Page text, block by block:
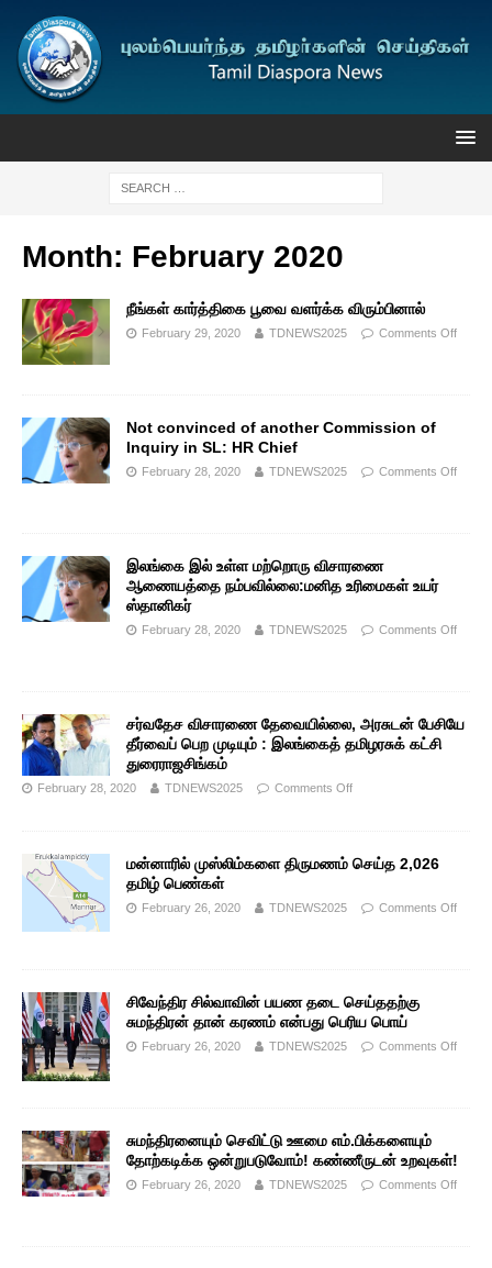
Month: February 2020
நீங்கள் கார்த்திகை பூவை வளர்க்க விரும்பினால்
February 29, 2020 TDNEWS2025 Comments Off
Not convinced of another Commission of
Inquiry in SL: HR Chief
February 28, 2020 TDNEWS2025 Comments Off
இலங்கை இல் உள்ள மற்றொரு விசாரணை
ஆணையத்தை நம்பவில்லை:மனித உரிமைகள் உயர்
ஸ்தானிகர்
February 28, 2020 TDNEWS2025 Comments Off
சர்வதேச விசாரணை தேவையில்லை, அரசுடன் பேசியே
தீர்வைப் பெற முடியும் : இலங்கைத் தமிழரசுக் கட்சி
துரைராஜசிங்கம்
February 28, 2020 TDNEWS2025 Comments Off
மன்னாரில் முஸ்லிம்களை திருமணம் செய்த 2,026
தமிழ் பெண்கள்
February 26, 2020 TDNEWS2025 Comments Off
சிவேந்திர சில்வாவின் பயண தடை செய்ததற்கு
சுமந்திரன் தான் கரணம் என்பது பெரிய பொய்
February 26, 2020 TDNEWS2025 Comments Off
சுமந்திரனையும் செவிட்டு ஊமை எம்.பிக்களையும்
தோற்கடிக்க ஒன்றுபடுவோம்! கண்ணீருடன் உறவுகள்!
February 26, 2020 TDNEWS2025 Comments Off